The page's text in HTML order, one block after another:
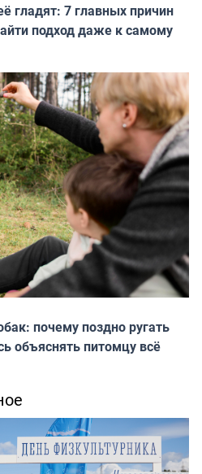
гладят: 7 главных причин
подход даже к самому
почему поздно ругать
объяснять питомцу всё